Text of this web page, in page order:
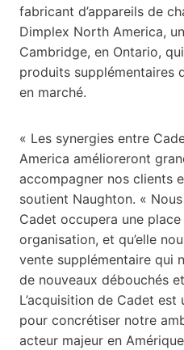
fabricant d’appareils de
Dimplex North America,
Cambridge, en Ontario,
produits supplémentaires
en marché.
« Les synergies entre
America amélioreront
accompagner nos clients
soutient Naughton. «
Cadet occupera une
organisation, et qu’elle
vente supplémentaire qui
de nouveaux débouchés
L’acquisition de Cadet
pour concrétiser notre
acteur majeur en